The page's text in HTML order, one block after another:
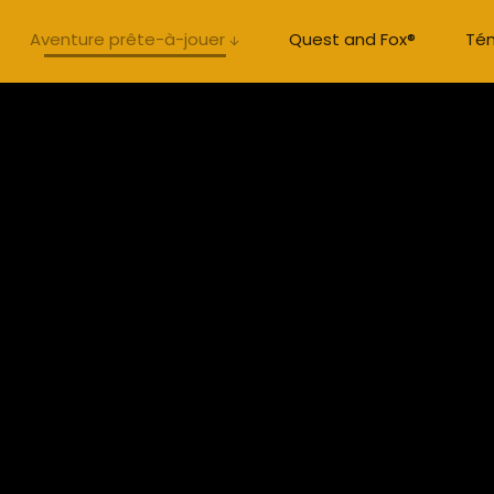
Aventure prête-à-jouer ↓ Quest and Fox®